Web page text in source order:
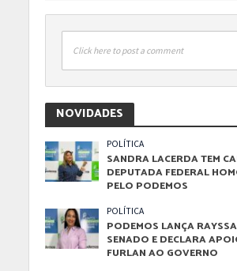
Click here to post a comment
NOVIDADES
POLÍTICA
SANDRA LACERDA TEM
DEPUTADA FEDERAL
PELO PODEMOS
POLÍTICA
PODEMOS LANÇA
SENADO E DECLARA
FURLAN AO GOVERNO